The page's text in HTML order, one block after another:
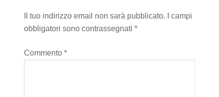
Il tuo indirizzo email non sarà pubblicato.
I campi
obbligatori sono contrassegnati *
Commento *